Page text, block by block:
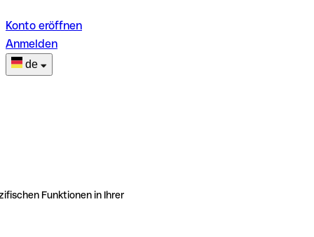
Konto eröffnen
Anmelden
de
Funktionen in Ihrer